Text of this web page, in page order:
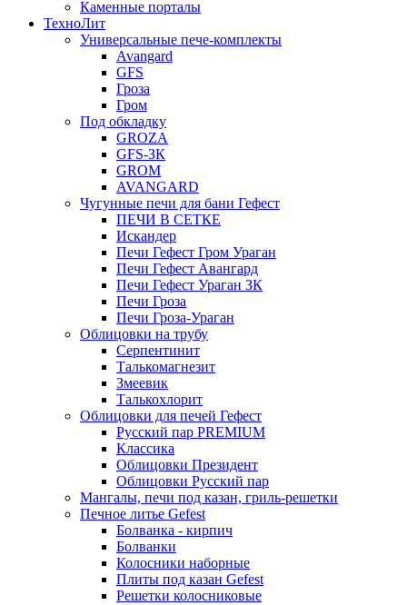
Каменные порталы
ТехноЛит
Универсальные пече-комплекты
Avangard
GFS
Гроза
Гром
Под обкладку
GROZA
GFS-ЗК
GROM
AVANGARD
Чугунные печи для бани Гефест
ПЕЧИ В СЕТКЕ
Искандер
Печи Гефест Гром Ураган
Печи Гефест Авангард
Печи Гефест Ураган ЗК
Печи Гроза
Печи Гроза-Ураган
Облицовки на трубу
Серпентинит
Талькомагнезит
Змеевик
Талькохлорит
Облицовки для печей Гефест
Русский пар PREMIUM
Классика
Облицовки Президент
Облицовки Русский пар
Мангалы, печи под казан, гриль-решетки
Печное литье Gefest
Болванка - кирпич
Болванки
Колосники наборные
Плиты под казан Gefest
Решетки колосниковые